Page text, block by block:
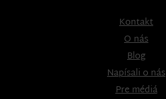
Kontakt
O nás
Blog
Napísali o nás
Pre médiá